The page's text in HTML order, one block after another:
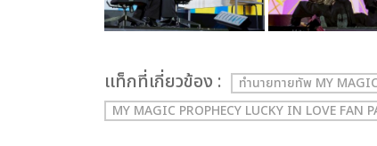
เเท็กที่เกี่ยวข้อง :
ทำนายทายทัพ MY
MY MAGIC PROPHECY LUCKY IN LOVE FAN